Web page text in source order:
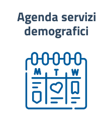
Agenda servizi
demografici